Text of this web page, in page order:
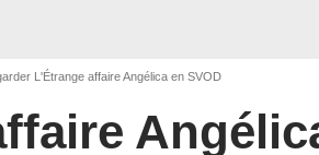
L'Étrange affaire Angélica en SVOD